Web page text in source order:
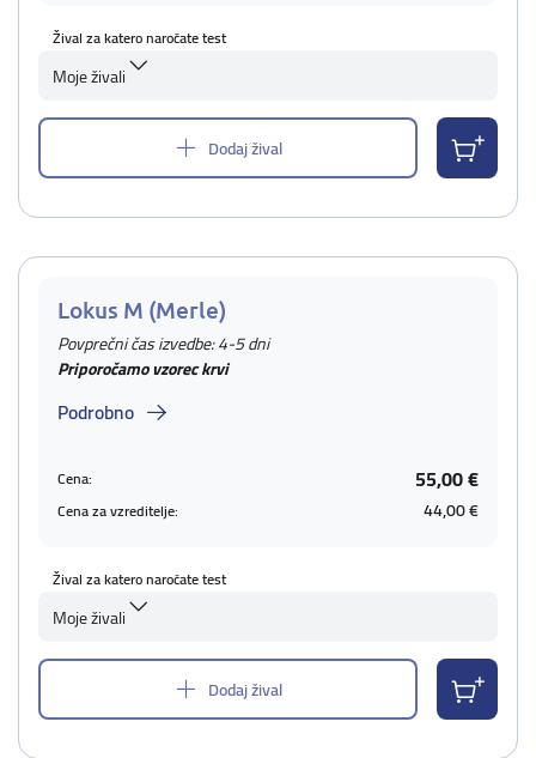
Žival za katero naročate test
Moje živali
Dodaj žival
Lokus M (Merle)
Povprečni čas izvedbe: 4-5 dni
Priporočamo vzorec krvi
Podrobno
Cena: 55,00 €
Cena za vzreditelje: 44,00 €
Žival za katero naročate test
Moje živali
Dodaj žival